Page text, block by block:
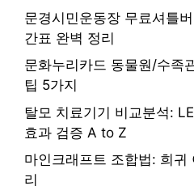
문경시민운동장 무료셔틀
간표 완벽 정리
문화누리카드 동물원/수족
팁 5가지
탈모 치료기기 비교분석:
효과 검증 A to Z
마인크래프트 조합법: 희귀
리